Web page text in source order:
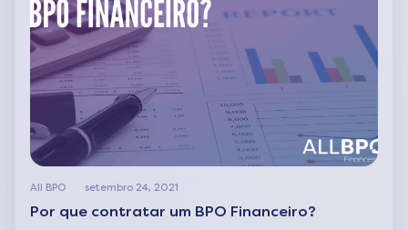
All BPO setembro 24, 2021
Por que contratar um BPO Financeiro?